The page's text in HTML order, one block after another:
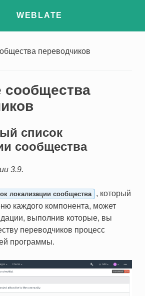
WEBLATE
переводчиков
сообщества
список
сообщества
3.9.
локализации сообщества
, который
каждого компонента, может
выполнив которые, вы
переводчиков процесс
программы.